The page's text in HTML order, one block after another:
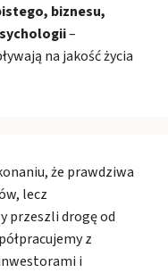
biznesu,
–
na jakość życia
że prawdziwa
lecz
przeszli drogę od
z
i